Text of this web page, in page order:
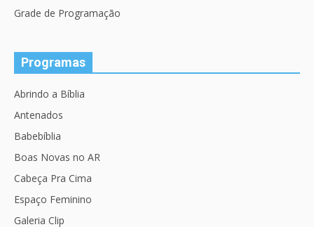
Grade de Programação
Programas
Abrindo a Bíblia
Antenados
Babebíblia
Boas Novas no AR
Cabeça Pra Cima
Espaço Feminino
Galeria Clip